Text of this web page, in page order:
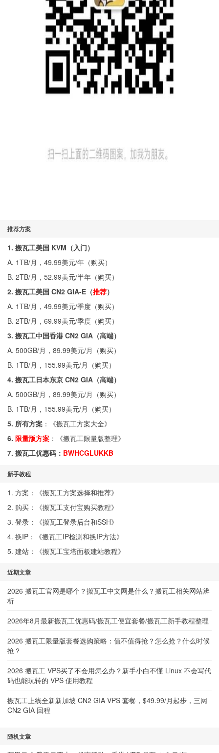
推荐方案
1. 搬瓦工美国 KVM（入门）
A. 1TB/月，49.99美元/年（购买）
B. 2TB/月，52.99美元/半年（购买）
2. 搬瓦工美国 CN2 GIA-E（推荐）
A. 1TB/月，49.99美元/季度（购买）
B. 2TB/月，69.99美元/季度（购买）
3. 搬瓦工中国香港 CN2 GIA（高端）
A. 500GB/月，89.99美元/月（购买）
B. 1TB/月，155.99美元/月（购买）
4. 搬瓦工日本东京 CN2 GIA（高端）
A. 500GB/月，89.99美元/月（购买）
B. 1TB/月，155.99美元/月（购买）
5. 所有方案 ：《搬瓦工方案大全》
6. 限量版方案 ：《搬瓦工限量版整理》
7. 搬瓦工优惠码： BWHCGLUKKB
新手教程
1. 方案：《搬瓦工方案选择和推荐》
2. 购买：《搬瓦工支付宝购买教程》
3. 登录：《搬瓦工登录后台和SSH》
4. 换IP：《搬瓦工IP检测和换IP方法》
5. 建站：《搬瓦工宝塔面板建站教程》
近期文章
2026 搬瓦工官网是哪个？搬瓦工中文网是什么？搬瓦工相关网站辨
析
2026年8月最新搬瓦工优惠码/搬瓦工便宜套餐/搬瓦工新手教程整理
2026 搬瓦工限量版套餐选购策略：值不值得抢？怎么抢？什么时候
抢？
2026 搬瓦工 VPS买了不会用怎么办？新手小白不懂 Linux 不会写代
码也能玩转的 VPS 使用教程
搬瓦工上线全新新加坡 CN2 GIA VPS 套餐，$49.99/月起步，三网
CN2 GIA 回程
随机文章